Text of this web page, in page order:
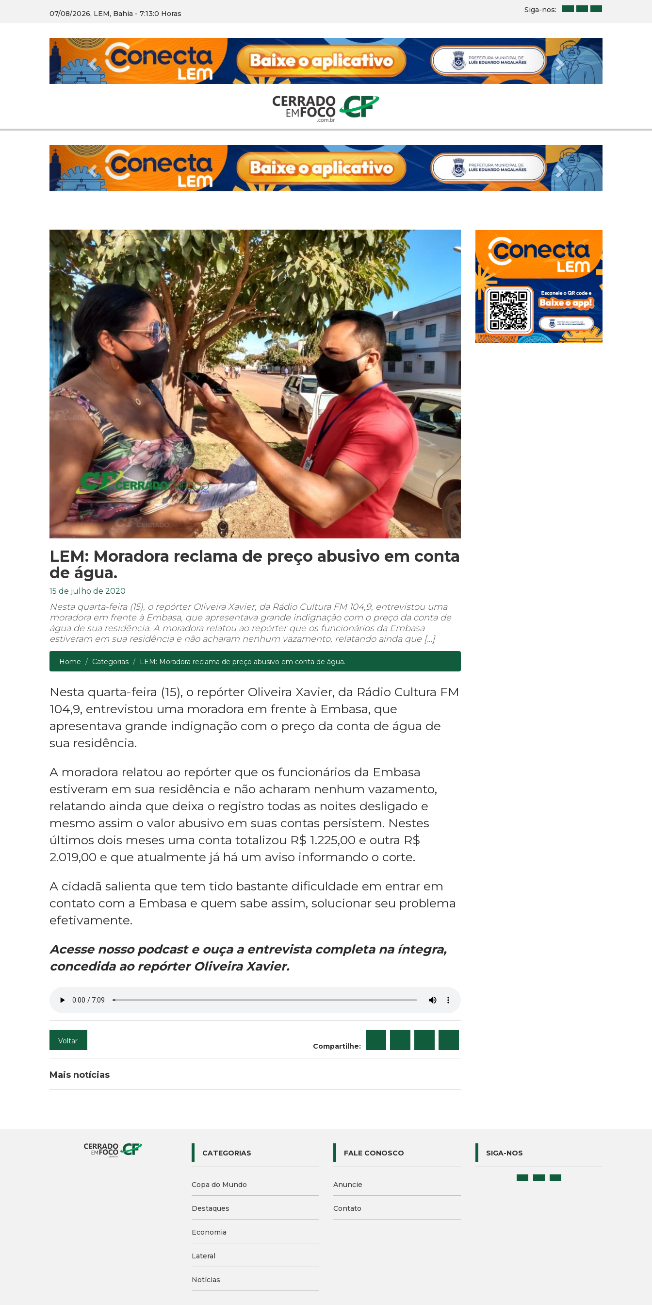
07/08/2026, LEM, Bahia - 7:13:1 Horas Siga-nos:
Previous Next
Previous Next
LEM: Moradora reclama de preço abusivo em conta
de água.
15 de julho de 2020
Nesta quarta-feira (15), o repórter Oliveira Xavier, da Rádio Cultura FM 104,9, entrevistou uma
moradora em frente à Embasa, que apresentava grande indignação com o preço da conta de
água de sua residência. A moradora relatou ao repórter que os funcionários da Embasa
estiveram em sua residência e não acharam nenhum vazamento, relatando ainda que […]
Home Categorias LEM: Moradora reclama de preço abusivo em conta de água.
Nesta quarta-feira (15), o repórter Oliveira Xavier, da Rádio Cultura FM
104,9, entrevistou uma moradora em frente à Embasa, que
apresentava grande indignação com o preço da conta de água de
sua residência.
A moradora relatou ao repórter que os funcionários da Embasa
estiveram em sua residência e não acharam nenhum vazamento,
relatando ainda que deixa o registro todas as noites desligado e
mesmo assim o valor abusivo em suas contas persistem. Nestes
últimos dois meses uma conta totalizou R$ 1.225,00 e outra R$
2.019,00 e que atualmente já há um aviso informando o corte.
A cidadã salienta que tem tido bastante dificuldade em entrar em
contato com a Embasa e quem sabe assim, solucionar seu problema
efetivamente.
Acesse nosso podcast e ouça a entrevista completa na íntegra,
concedida ao repórter Oliveira Xavier.
Voltar
Compartilhe:
Mais notícias
CATEGORIAS
Copa do Mundo
Destaques
Economia
Lateral
Notícias
FALE CONOSCO
Anuncie
Contato
SIGA-NOS